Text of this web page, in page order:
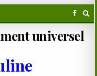
universel